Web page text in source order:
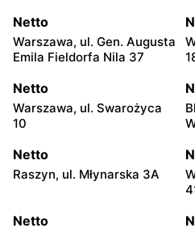
Netto
Warszawa, ul. Gen. Augusta
Emila Fieldorfa Nila 37
Netto
Warszawa, ul. Swarożyca
10
Netto
Raszyn, ul. Młynarska 3A
Netto